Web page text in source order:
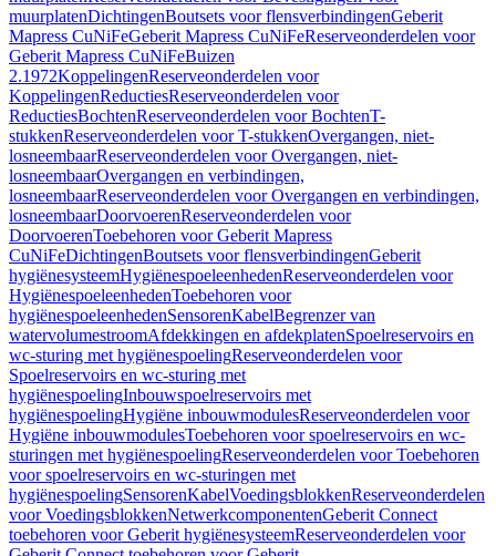
muurplatenDichtingenBoutsets voor flensverbindingenGeberit
Mapress CuNiFeGeberit Mapress CuNiFeReserveonderdelen voor
Geberit Mapress CuNiFeBuizen
2.1972KoppelingenReserveonderdelen voor
KoppelingenReductiesReserveonderdelen voor
ReductiesBochtenReserveonderdelen voor BochtenT-
stukkenReserveonderdelen voor T-stukkenOvergangen, niet-
losneembaarReserveonderdelen voor Overgangen, niet-
losneembaarOvergangen en verbindingen,
losneembaarReserveonderdelen voor Overgangen en verbindingen,
losneembaarDoorvoerenReserveonderdelen voor
DoorvoerenToebehoren voor Geberit Mapress
CuNiFeDichtingenBoutsets voor flensverbindingenGeberit
hygiënesysteemHygiënespoeleenhedenReserveonderdelen voor
HygiënespoeleenhedenToebehoren voor
hygiënespoeleenhedenSensorenKabelBegrenzer van
watervolumestroomAfdekkingen en afdekplatenSpoelreservoirs en
wc-sturing met hygiënespoelingReserveonderdelen voor
Spoelreservoirs en wc-sturing met
hygiënespoelingInbouwspoelreservoirs met
hygiënespoelingHygiëne inbouwmodulesReserveonderdelen voor
Hygiëne inbouwmodulesToebehoren voor spoelreservoirs en wc-
sturingen met hygiënespoelingReserveonderdelen voor Toebehoren
voor spoelreservoirs en wc-sturingen met
hygiënespoelingSensorenKabelVoedingsblokkenReserveonderdelen
voor VoedingsblokkenNetwerkcomponentenGeberit Connect
toebehoren voor Geberit hygiënesysteemReserveonderdelen voor